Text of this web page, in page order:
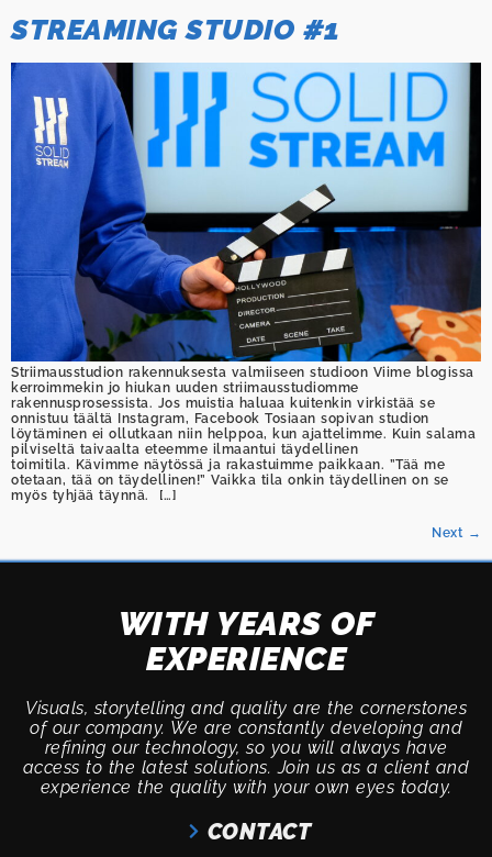
STREAMING STUDIO #1
Striimausstudion rakennuksesta valmiiseen studioon Viime blogissa
kerroimmekin jo hiukan uuden striimausstudiomme
rakennusprosessista. Jos muistia haluaa kuitenkin virkistää se
onnistuu täältä Instagram, Facebook Tosiaan sopivan studion
löytäminen ei ollutkaan niin helppoa, kun ajattelimme. Kuin salama
pilviseltä taivaalta eteemme ilmaantui täydellinen
toimitila. Kävimme näytössä ja rakastuimme paikkaan. ”Tää me
otetaan, tää on täydellinen!” Vaikka tila onkin täydellinen on se
myös tyhjää täynnä. […]
Next →
WITH YEARS OF
EXPERIENCE
Visuals, storytelling and quality are the cornerstones
of our company. We are constantly developing and
refining our technology, so you will always have
access to the latest solutions. Join us as a client and
experience the quality with your own eyes today.
CONTACT